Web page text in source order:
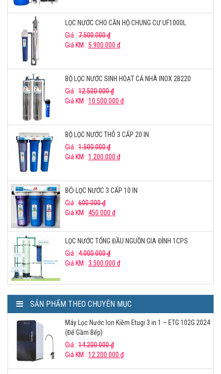
LỌC NƯỚC CHO CĂN HỘ CHUNG CƯ UF1000L
Giá : 7.500.000₫
Giá KM : 5.900.000 ₫
BỘ LỌC NƯỚC SINH HOẠT CẢ NHÀ INOX 2B220
Giá : 12.500.000₫
Giá KM : 10.500.000 ₫
BỘ LỌC NƯỚC THÔ 3 CẤP 20 IN
Giá : 1.500.000₫
Giá KM : 1.200.000 ₫
BỘ LỌC NƯỚC 3 CẤP 10 IN
Giá : 600.000₫
Giá KM : 450.000 ₫
LỌC NƯỚC TỔNG ĐẦU NGUỒN GIA ĐÌNH 1CPS
Giá : 4.000.000₫
Giá KM : 3.500.000 ₫
SẢN PHẨM THEO CHUYÊN MỤC
Máy Lọc Nước Ion Kiềm Etugi 3 in 1 – ETG 102G 2024
(Để Gầm Bếp)
Giá : 14.200.000₫
Giá KM : 12.200.000 ₫